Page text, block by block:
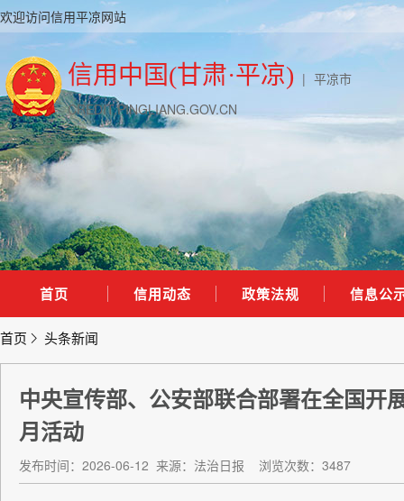
欢迎访问信用平凉网站
信用中国(甘肃·平凉) | 平凉市
CREDIT.PINGLIANG.GOV.CN
首页 信用动态 政策法规 信息公
首页 头条新闻
中央宣传部、公安部联合部署在全国开
月活动
发布时间：2026-06-12 来源：法治日报 浏览次数：3487